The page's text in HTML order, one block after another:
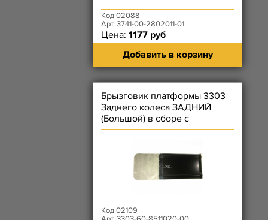
Код 02088
Арт. 3741-00-2802011-01
Цена: 1177 руб
Добавить в корзину
Брызговик платформы 3303
Заднего колеса ЗАДНИЙ
(Большой) в сборе с
(кронштейн + резина)
Код 02109